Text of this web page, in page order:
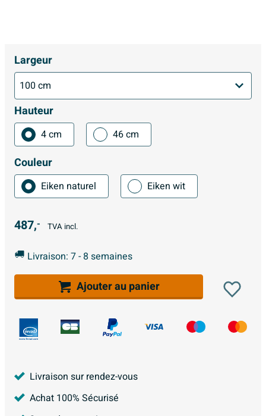
Largeur
Hauteur
4 cm 46 cm
Couleur
Eiken naturel Eiken wit
487,- TVA incl.
Livraison: 7 - 8 semaines
Ajouter au panier
Livraison sur rendez-vous
Achat 100% Sécurisé